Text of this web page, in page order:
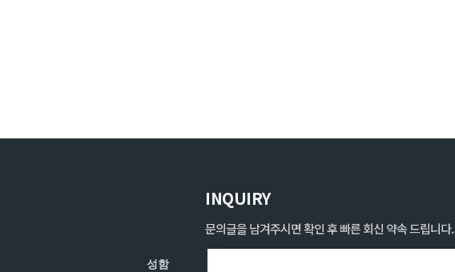
INQUIRY
문의글을 남겨주시면 확인 후 빠른 회신 약속 드립니다.
성함